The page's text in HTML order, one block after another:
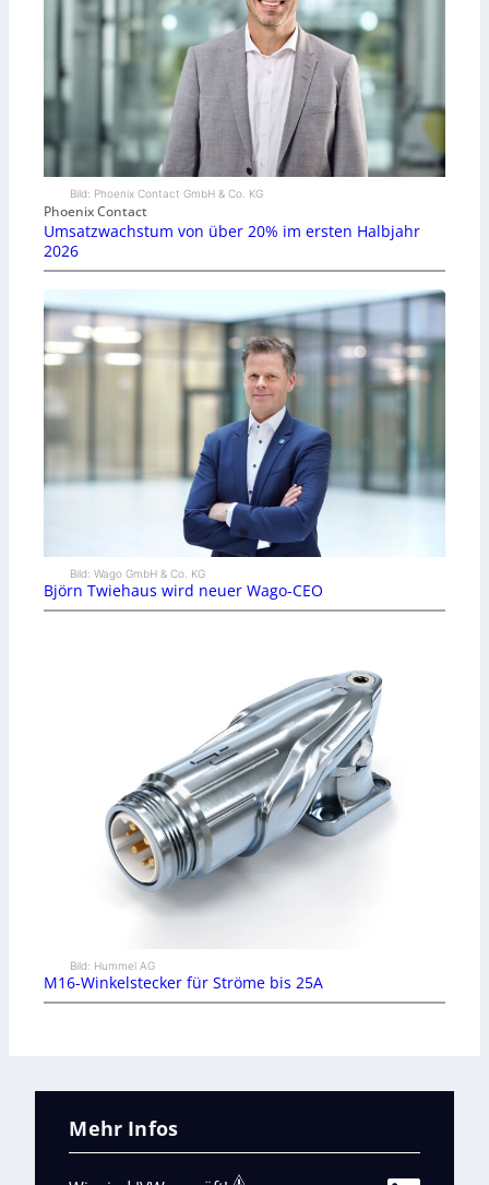
Bild: Phoenix Contact GmbH & Co. KG
Phoenix Contact
Umsatzwachstum von über 20% im ersten Halbjahr
2026
Bild: Wago GmbH & Co. KG
Björn Twiehaus wird neuer Wago-CEO
Bild: Hummel AG
M16-Winkelstecker für Ströme bis 25A
Mehr Infos